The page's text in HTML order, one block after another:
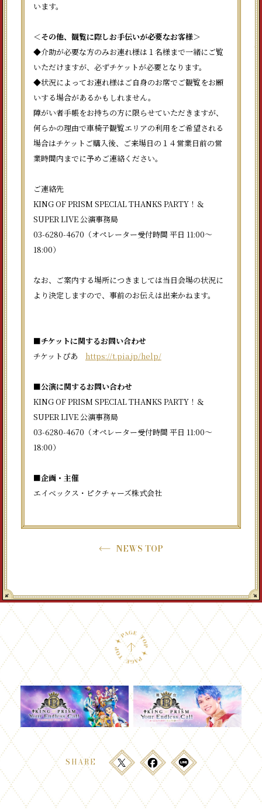
います。
＜その他、観覧に際しお手伝いが必要なお客様＞
◆介助が必要な方のみお連れ様は１名様まで一緒にご覧
いただけますが、必ずチケットが必要となります。
◆状況によってお連れ様はご自身のお席でご観覧をお願
いする場合があるかもしれません。
障がい者手帳をお持ちの方に限らせていただきますが、
何らかの理由で車椅子観覧エリアの利用をご希望される
場合はチケットご購入後、ご来場日の１４営業日前の営
業時間内までに予めご連絡ください。
ご連絡先
KING OF PRISM SPECIAL THANKS PARTY！＆
SUPER LIVE 公演事務局
03-6280-4670（オペレーター受付時間 平日 11:00～
18:00）
なお、ご案内する場所につきましては当日会場の状況に
より決定しますので、事前のお伝えは出来かねます。
■チケットに関するお問い合わせ
チケットぴあ https://t.pia.jp/help/
■公演に関するお問い合わせ
KING OF PRISM SPECIAL THANKS PARTY！＆
SUPER LIVE 公演事務局
03-6280-4670（オペレーター受付時間 平日 11:00～
18:00）
■企画・主催
エイベックス・ピクチャーズ株式会社
NEWS TOP
SHARE